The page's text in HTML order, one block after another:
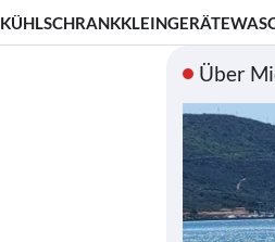
KÜHLSCHRANKKLEINGERÄTE
Über